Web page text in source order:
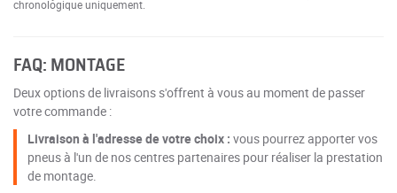
chronologique uniquement.
FAQ: MONTAGE
Deux options de livraisons s'offrent à vous au moment de passer
votre commande :
Livraison à l'adresse de votre choix : vous pourrez apporter vos
pneus à l'un de nos centres partenaires pour réaliser la prestation
de montage.